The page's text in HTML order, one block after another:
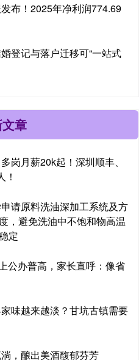
布！2025年净利润774.69
登记与落户迁移可“一站式
章
岗月薪20k起！深圳顺丰、
请原料洗油深加工系统及方
，避免洗油中不饱和物高温
定
公办普高，家长直呼：像省
味越来越淡？甘坑古镇需要
，酿出美酒馥郁芬芳